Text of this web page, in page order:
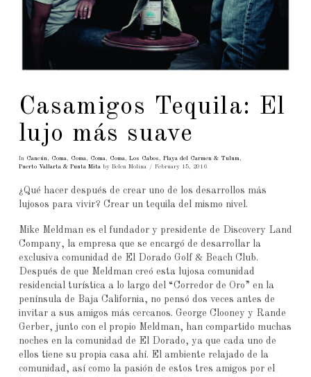
Casamigos Tequila: El
lujo más suave
In Cancún, Coma, Coma, Coma, Coma, Los Cabos , Playa del Carmen & Tulum,
Puerto Vallarta & Punta Mitaby Belen Molina February 15, 2016
¿Qué hacer después de crear uno de los desarrollos más
lujosos para vivir? Crear un tequila del mismo nivel.
Mike Meldman es el fundador y presidente de Discovery Land
Company, la empresa que se encargó de desarrollar la
exclusiva comunidad de El Dorado Golf & Beach Club.
Después de que Meldman creó esta lujosa comunidad
residencial turística a lo largo del “Corredor de Oro” en la
península de Baja California, no pensó dos veces antes de
invitar a sus amigos más cercanos. George Clooney y Rande
Gerber, junto con el propio Meldman, han compartido muchas
noches en la comunidad de El Dorado, ya que cada uno de
ellos tiene su propia casa ahí. El ambiente relajado de la
comunidad, así como la pasión de estos tres amigos por el